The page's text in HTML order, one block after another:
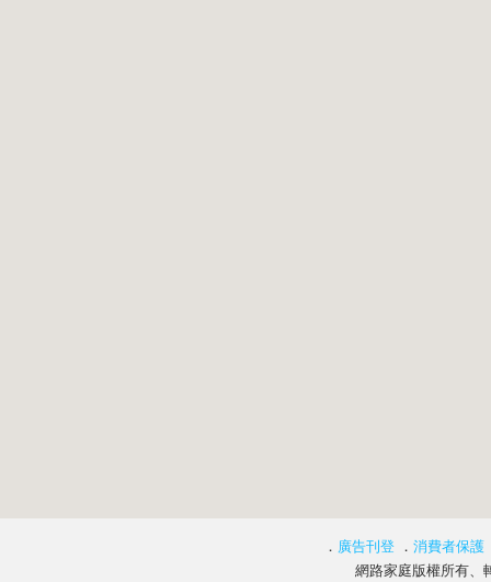
． 廣告刊登 ． 消費者保護
網路家庭版權所有、